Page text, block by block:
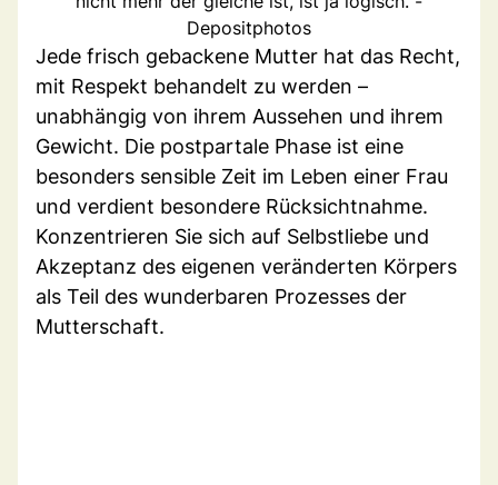
Depositphotos
Jede frisch gebackene Mutter hat das Recht,
mit Respekt behandelt zu werden –
unabhängig von ihrem Aussehen und ihrem
Gewicht. Die postpartale Phase ist eine
besonders sensible Zeit im Leben einer Frau
und verdient besondere Rücksichtnahme.
Konzentrieren Sie sich auf Selbstliebe und
Akzeptanz des eigenen veränderten Körpers
als Teil des wunderbaren Prozesses der
Mutterschaft.